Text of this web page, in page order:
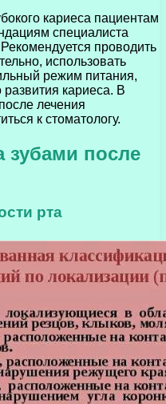
кариеса пациентам
специалиста
проводить
использовать
режим питания,
развития кариеса. В
лечения
к стоматологу.
зубами после
рта